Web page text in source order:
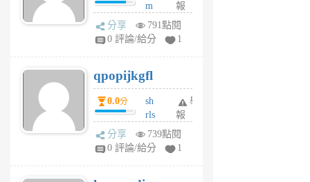
前
m
w
rs
6
個
月
前
報
分享
791點閱
0 評論/給分
1
qpopijkgfl
0.0分
sh
rls
k
m
舉
報
分享
739點閱
0 評論/給分
1